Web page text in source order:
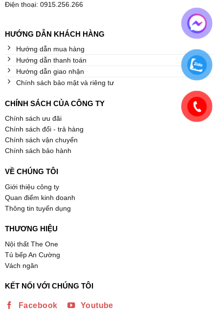
Điện thoại: 0915.256.266
HƯỚNG DẪN KHÁCH HÀNG
Hướng dẫn mua hàng
Hướng dẫn thanh toán
Hướng dẫn giao nhận
Chính sách bảo mật và riêng tư
CHÍNH SÁCH CỦA CÔNG TY
Chính sách ưu đãi
Chính sách đổi - trả hàng
Chính sách vận chuyển
Chính sách bảo hành
VỀ CHÚNG TÔI
Giới thiệu công ty
Quan điểm kinh doanh
Thông tin tuyển dụng
THƯƠNG HIỆU
Nội thất The One
Tủ bếp An Cường
Vách ngăn
KẾT NỐI VỚI CHÚNG TÔI
Facebook Youtube